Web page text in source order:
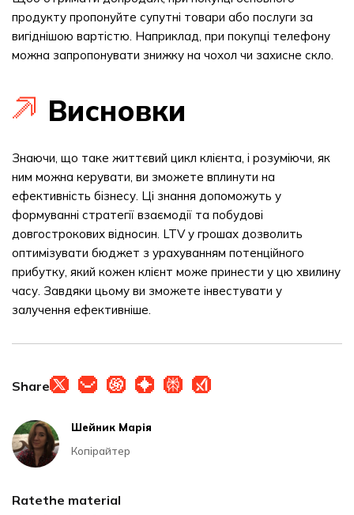
продукту пропонуйте супутні товари або послуги за
вигіднішою вартістю. Наприклад, при покупці телефону
можна запропонувати знижку на чохол чи захисне скло.
Висновки
Знаючи, що таке життєвий цикл клієнта, і розуміючи, як
ним можна керувати, ви зможете вплинути на
ефективність бізнесу. Ці знання допоможуть у
формуванні стратегії взаємодії та побудові
довгострокових відносин. LTV у грошах дозволить
оптимізувати бюджет з урахуванням потенційного
прибутку, який кожен клієнт може принести у цю хвилину
часу. Завдяки цьому ви зможете інвестувати у
залучення ефективніше.
Share
Ratethe material
Шейник Марія
Копірайтер